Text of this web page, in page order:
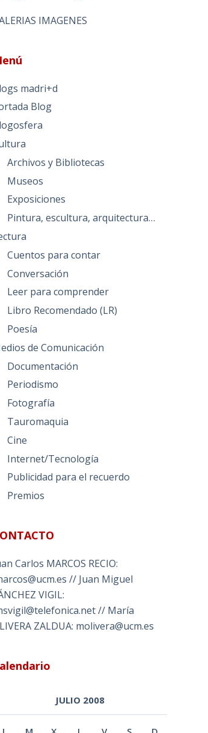
IMAGENES
madri+d
Blog
Archivos y Bibliotecas
Museos
Exposiciones
Pintura, escultura, arquitectura…
Cuentos para contar
Conversación
Leer para comprender
Libro Recomendado (LR)
Poesía
de Comunicación
Documentación
Periodismo
Fotografía
Tauromaquia
Cine
Internet/Tecnología
Publicidad para el recuerdo
Premios
Carlos MARCOS RECIO:
// Juan Miguel
VIGIL:
// María
ZALDUA: molivera@ucm.es
JULIO 2008